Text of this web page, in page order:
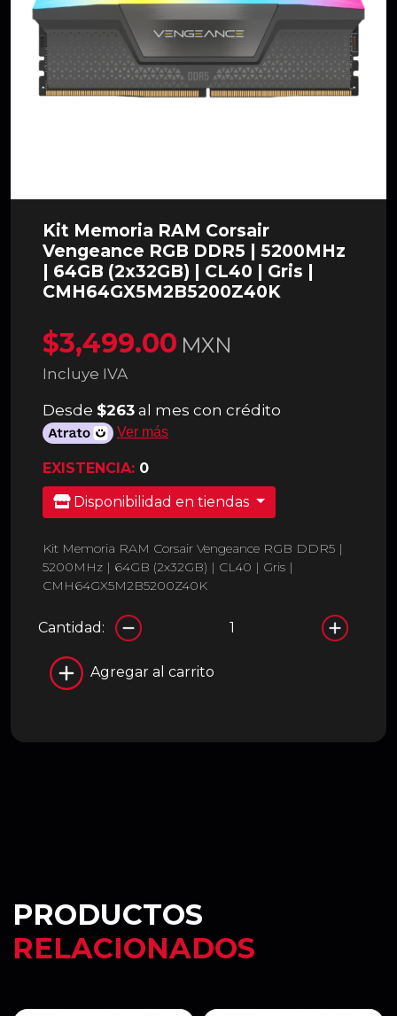
Kit Memoria RAM Corsair
Vengeance RGB DDR5 | 5200MHz
| 64GB (2x32GB) | CL40 | Gris |
CMH64GX5M2B5200Z40K
$3,499.00 MXN
Incluye IVA
Desde $263 al mes con crédito
Ver más
EXISTENCIA: 0
Disponibilidad en tiendas
Kit Memoria RAM Corsair Vengeance RGB DDR5 |
5200MHz | 64GB (2x32GB) | CL40 | Gris |
CMH64GX5M2B5200Z40K
Cantidad:
Agregar al carrito
PRODUCTOS
RELACIONADOS